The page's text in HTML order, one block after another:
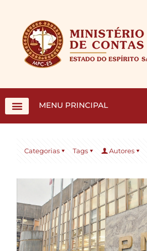
MENU PRINCIPAL
Categorias Tags Autores